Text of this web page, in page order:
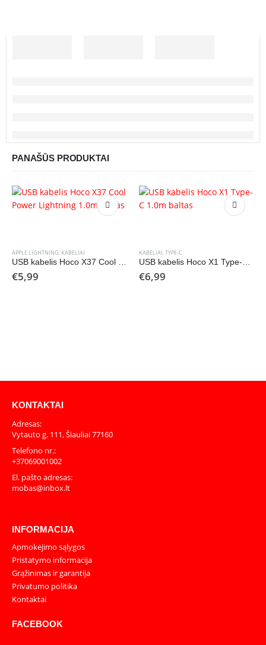
PANAŠŪS PRODUKTAI
APPLE LIGHTNING, KABELIAI
USB kabelis Hoco X37 Cool Power Lightning 1.0m baltas
€5,99
KABELIAI,TYPE-C
USB kabelis Hoco X1 Type-C 1.0m baltas
€6,99
KONTAKTAI
Adresas:
Vytauto g. 111, Šiauliai 77160
Telefono nr.:
+37069001002
El. pašto adresas:
mobas@inbox.lt
INFORMACIJA
Apmokėjimo sąlygos
Pristatymo informacija
Grąžinimas ir garantija
Privatumo politika
Kontaktai
FACEBOOK